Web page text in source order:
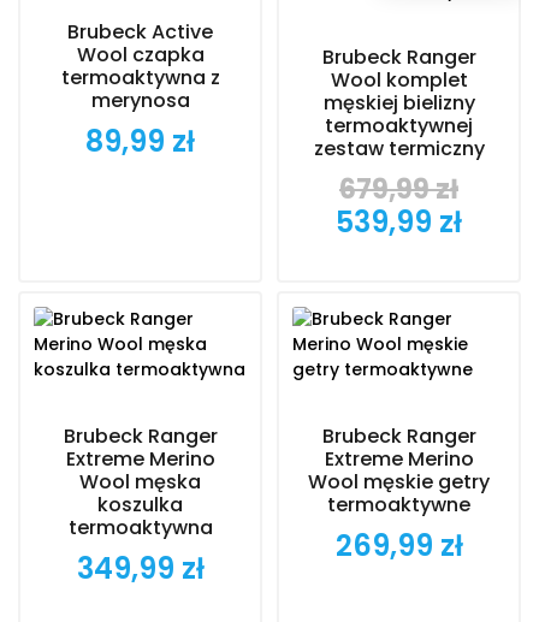
Brubeck Active
Wool czapka
termoaktywna z
merynosa
Cena
89,99 zł
Brubeck Ranger
Wool komplet
męskiej bielizny
termoaktywnej
zestaw termiczny
Cena
podstawowa
679,99 złCena
539,99 zł
Brubeck Ranger
Extreme Merino
Wool męska
koszulka
termoaktywna
Cena
349,99 zł
Brubeck Ranger
Extreme Merino
Wool męskie getry
termoaktywne
Cena
269,99 zł